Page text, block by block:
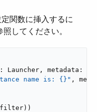
定関数に挿入するに
してください。
Launcher, metadata:
name is: {}" ,